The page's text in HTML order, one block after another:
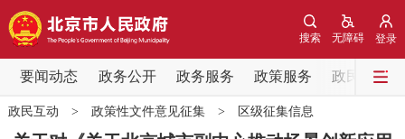
登录
无障碍
搜索
要闻动态 政务公开 政务服务 政策服务 政民互动
要闻动态
党中央精神 国务院信息 中央部委动态
政民互动 > 政策性文件意见征集> 区级征集信息